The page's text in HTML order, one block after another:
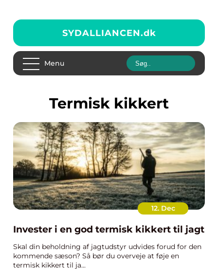
SYDALLIANCEN.dk
Menu
termisk kikkert
12. Dec
Invester i en god termisk kikkert til jagt
Skal din beholdning af jagtudstyr udvides forud for den
kommende sæson? Så bør du overveje at føje en
termisk kikkert til ja...